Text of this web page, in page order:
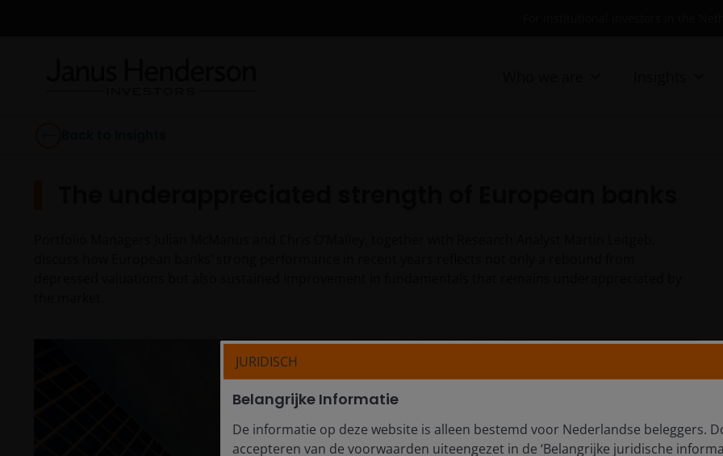
JURIDISCH
Belangrijke Informatie
De informatie op deze website is alleen bestemd voor Nederlandse beleggers.
accepteren van de voorwaarden uiteengezet in de ‘Belangrijke juridische